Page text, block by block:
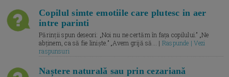
Copilul simte emotiile care plutesc in aer
intre parinti
Părinții spun deseori: „Noi nu ne certăm în fața copilului.” „Ne
abținem, ca să fie liniște.” „Avem grijă să... | Raspunde | Vezi
raspunsuri
Naștere naturală sau prin cezariană